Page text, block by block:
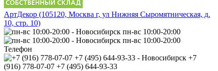
АртДекор (105120, Москва г, ул Нижняя Сыромятническая, д.
10, стр. 10)
пн-вс 10:00-20:00
пн-вс 10:00-20:00
Телефон
+7
(916) 778-07-07 +7 (495) 644-93-33